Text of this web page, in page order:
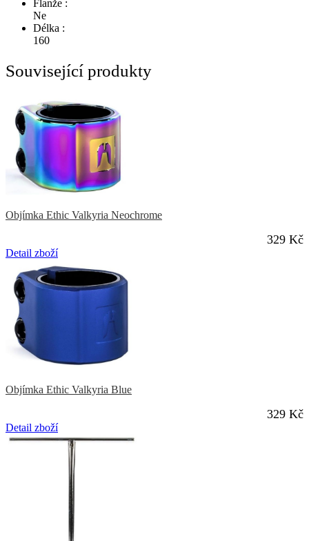
Flanže :
Ne
Délka :
160
Související produkty
Objímka Ethic Valkyria Neochrome
329 Kč
Detail zboží
Objímka Ethic Valkyria Blue
329 Kč
Detail zboží